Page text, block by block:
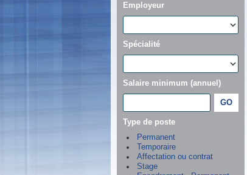
Employeur
Spécialité
Salaire minimum (annuel)
Type de poste
Permanent
Temporaire
Affectation ou contrat
Stage